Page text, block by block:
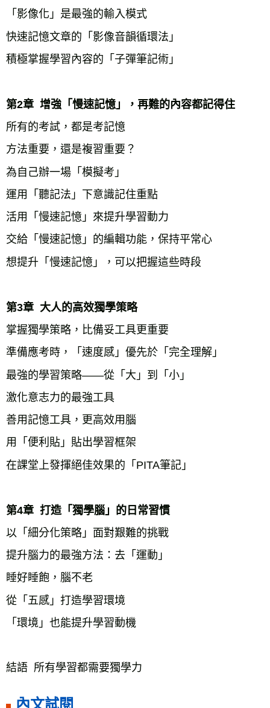
「影像化」是最強的輸入模式
快速記憶文章的「影像音韻循環法」
積極掌握學習內容的「子彈筆記術」
第2章  增強「慢速記憶」，再難的內容都記得住
所有的考試，都是考記憶
方法重要，還是複習重要？
為自己辦一場「模擬考」
運用「聽記法」下意識記住重點
活用「慢速記憶」來提升學習動力
交給「慢速記憶」的編輯功能，保持平常心
想提升「慢速記憶」，可以把握這些時段
第3章  大人的高效獨學策略
掌握獨學策略，比備妥工具更重要
準備應考時，「速度感」優先於「完全理解」
最強的學習策略――從「大」到「小」
激化意志力的最強工具
善用記憶工具，更高效用腦
用「便利貼」貼出學習框架
在課堂上發揮絕佳效果的「PITA筆記」
第4章  打造「獨學腦」的日常習慣
以「細分化策略」面對艱難的挑戰
提升腦力的最強方法：去「運動」
睡好睡飽，腦不老
從「五感」打造學習環境
「環境」也能提升學習動機
結語  所有學習都需要獨學力
內文試閱